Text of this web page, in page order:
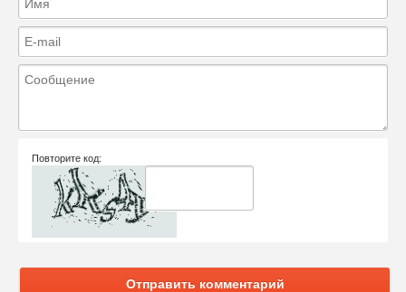
Повторите код:
Отправить комментарий